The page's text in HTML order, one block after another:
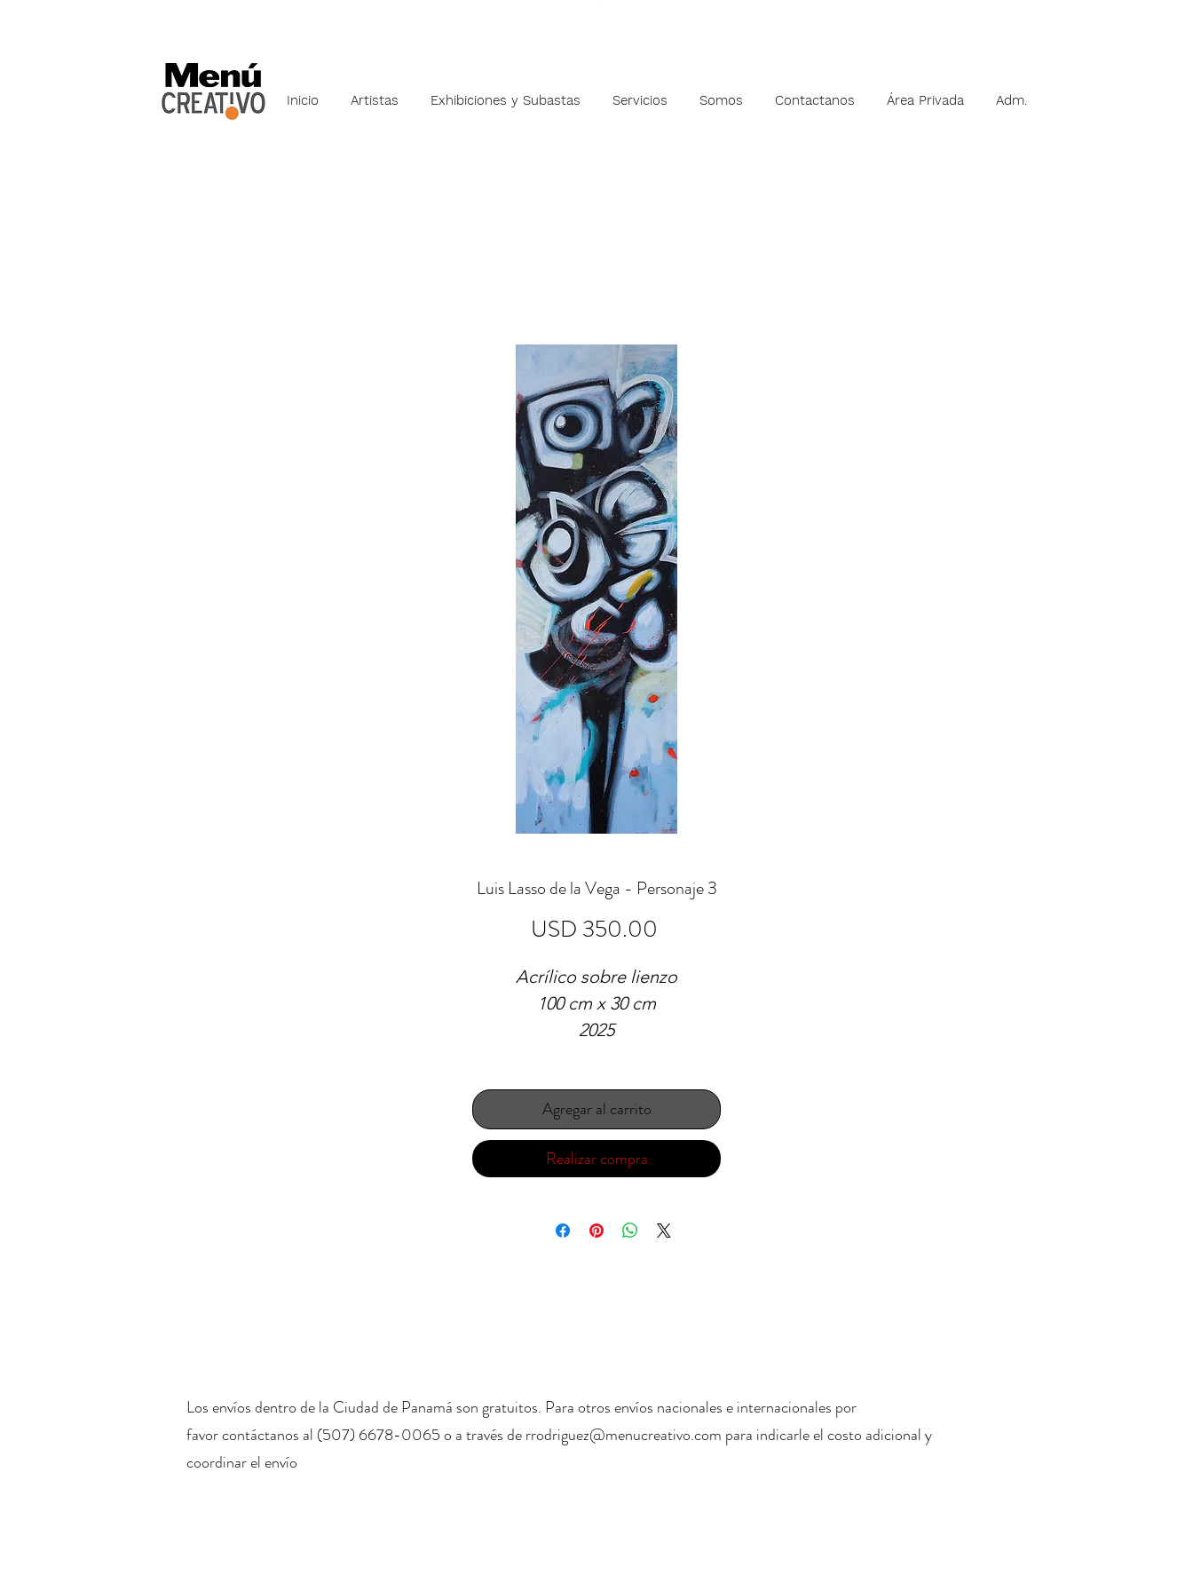
Inicio Artistas Exhibiciones y Subastas Servicios Somos Contactanos Área Privada Adm.
Luis Lasso de la Vega - Personaje 3
USD 350.00
Acrílico sobre lienzo
100 cm x 30 cm
2025
Agregar al carrito
Realizar compra
Los envíos dentro de la Ciudad de Panamá son gratuitos. Para otros envíos nacionales e internacionales por
favor contáctanos al (507) 6678-0065 o a través derrodriguez@menucreativo.com para indicarle el costo adicional y
coordinar el envío